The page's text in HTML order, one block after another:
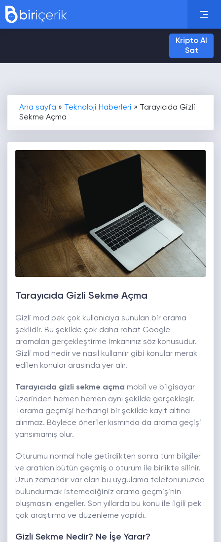
Kripto Al
Sat
Ana sayfa » Teknoloji Haberleri »
Tarayıcıda Gizli
Sekme Açma
Tarayıcıda Gizli Sekme Açma
Gizli mod pek çok kullanıcıya sunulan bir arama
şeklidir. Bu şekilde çok daha rahat Google
aramaları gerçekleştirme imkanınız söz konusudur.
Gizli mod nedir ve nasıl kullanılır gibi konular merak
edilen konular arasında yer alır.
Tarayıcıda gizli sekme açma mobil ve bilgisayar
üzerinden hemen hemen aynı şekilde gerçekleşir.
Tarama geçmişi herhangi bir şekilde kayıt altına
alınmaz. Böylece öneriler kısmında da arama geçişi
yansımamış olur.
Oturumu normal hale getirdikten sonra tüm bilgiler
ve aratılan bütün geçmiş o oturum ile birlikte silinir.
Uzun zamandır var olan bu uygulama telefonunuzda
bulundurmak istemediğiniz arama geçmişinin
oluşmasını engeller. Son yıllarda bu konu ile ilgili pek
çok araştırma ve düzenleme yapıldı.
Gizli Sekme Nedir? Ne İşe Yarar?